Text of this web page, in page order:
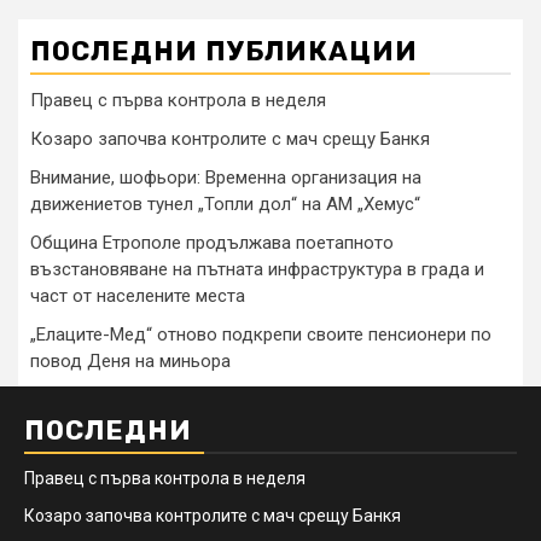
ПОСЛЕДНИ ПУБЛИКАЦИИ
Правец с първа контрола в неделя
Козаро започва контролите с мач срещу Банкя
Внимание, шофьори: Временна организация на
движениетов тунел „Топли дол“ на АМ „Хемус“
Община Етрополе продължава поетапното
възстановяване на пътната инфраструктура в града и
част от населените места
„Елаците-Мед“ отново подкрепи своите пенсионери по
повод Деня на миньора
ПОСЛЕДНИ
Правец с първа контрола в неделя
Козаро започва контролите с мач срещу Банкя